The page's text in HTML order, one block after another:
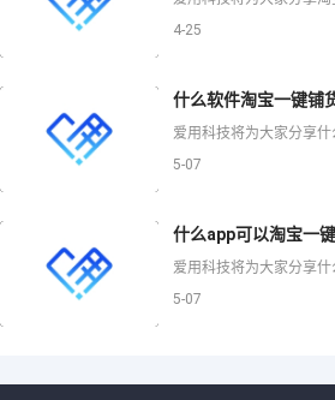
4-25
什么软件淘宝一键铺
5-07
什么app可以淘宝一
5-07